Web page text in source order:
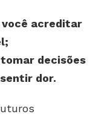
acreditar
decisões
dor.